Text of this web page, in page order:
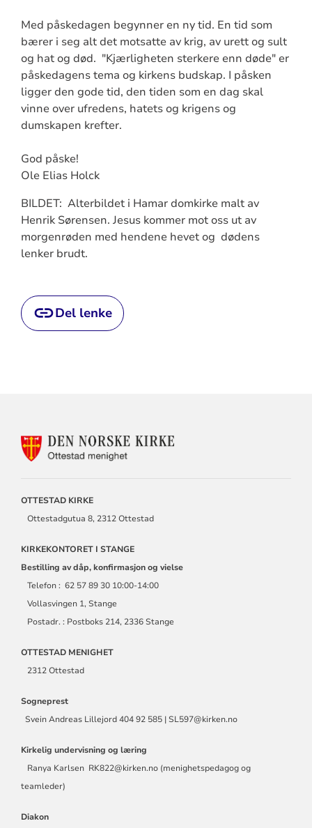
Med påskedagen begynner en ny tid. En tid som
bærer i seg alt det motsatte av krig, av urett og sult
og hat og død. "Kjærligheten sterkere enn døde" er
påskedagens tema og kirkens budskap. I påsken
ligger den gode tid, den tiden som en dag skal
vinne over ufredens, hatets og krigens og
dumskapen krefter.
God påske!
Ole Elias Holck
BILDET: Alterbildet i Hamar domkirke malt av
Henrik Sørensen. Jesus kommer mot oss ut av
morgenrøden med hendene hevet og dødens
lenker brudt.
Del lenke
KONTAKTINFORMASJON
OTTESTAD KIRKE
Ottestadgutua 8, 2312 Ottestad
KIRKEKONTORET I STANGE
Bestilling av dåp, konfirmasjon og vielse
Telefon : 62 57 89 30 10:00-14:00
Vollasvingen 1, Stange
Postadr. : Postboks 214, 2336 Stange
OTTESTAD MENIGHET
2312 Ottestad
Sogneprest
Svein Andreas Lillejord 404 92 585 | SL597@kirken.no
Kirkelig undervisning og læring
Ranya Karlsen RK822@kirken.no (menighetspedagog og
teamleder)
Diakon